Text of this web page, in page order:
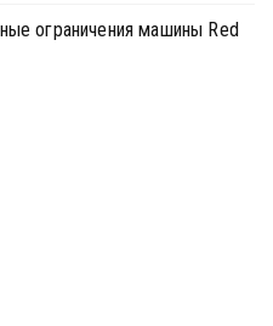
ограничения машины Red